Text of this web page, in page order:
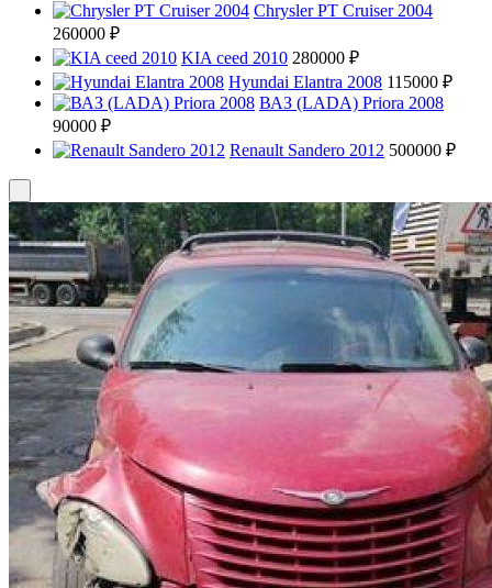
Chrysler PT Cruiser 2004
260000 ₽
KIA ceed 2010 280000 ₽
Hyundai Elantra 2008 115000 ₽
ВАЗ (LADA) Priora 2008
90000 ₽
Renault Sandero 2012 500000 ₽